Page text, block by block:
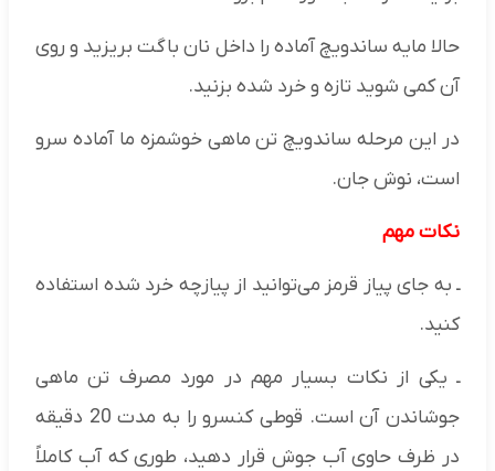
حالا مایه ساندویچ آماده را داخل نان باگت بریزید و روی
آن کمی شوید تازه و خرد شده بزنید.
در این مرحله ساندویچ تن ماهی خوشمزه ما آماده سرو
است، نوش جان.
نکات مهم
ـ به جای پیاز قرمز می‌توانید از پیازچه خرد شده استفاده
کنید.
ـ یکی از نکات بسیار مهم در مورد مصرف تن ماهی
جوشاندن آن است. قوطی کنسرو را به مدت 20 دقیقه
در ظرف حاوی آب جوش قرار دهید، طوری که آب کاملاً